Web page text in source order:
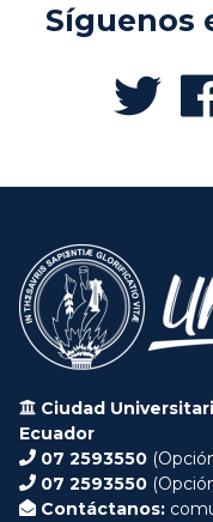
Síguenos
Ciudad
Ecuador
07 2593550
07 2593550
Contáctanos: